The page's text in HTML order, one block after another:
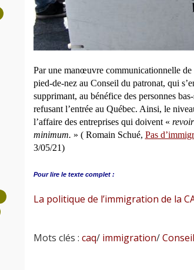
Par une manœuvre communicationnelle
pied-de-nez au Conseil du patronat, qui
supprimant, au bénéfice des personnes
refusant l’entrée au Québec. Ainsi, le
l’affaire des entreprises qui doivent «
minimum. » ( Romain Schué, Pas
3/05/21)
Pour lire le texte complet :
La politique de l’immigration de la
Mots clés : caq/immigration/